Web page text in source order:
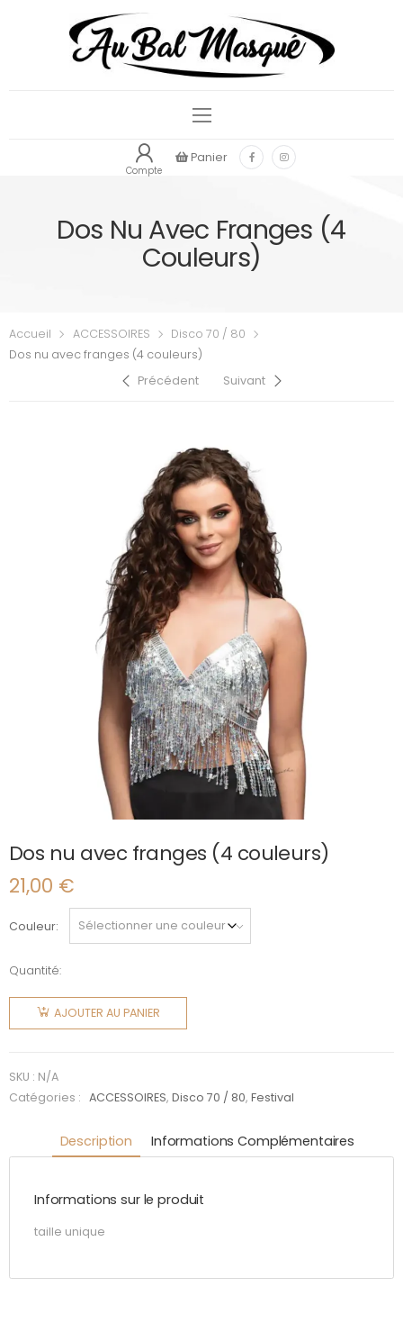
Compte
Panier
Dos Nu Avec Franges (4
Couleurs)
Accueil ACCESSOIRES
Disco 70 / 80
Dos nu avec franges (4 couleurs)
Précédent
Suivant
Dos nu avec franges (4 couleurs)
21,00 €
Couleur
Quantité:
quantité
de Dos
nu avec
(4
couleurs)
AJOUTER AU PANIER
SKU : N/A
Catégories :
ACCESSOIRES,Disco 70 / 80,Festival
Description Informations Complémentaires
Informations sur le produit
taille unique